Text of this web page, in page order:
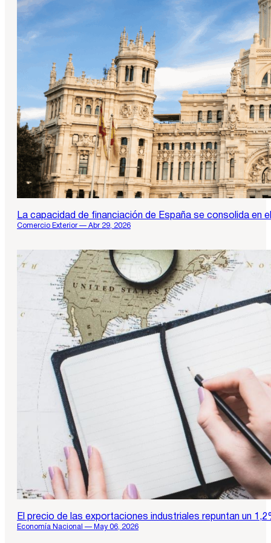
La capacidad de financiación de España se consolida en
Comercio Exterior — Abr 29, 2026
El precio de las exportaciones industriales repuntan un
Economía Nacional — May 06, 2026